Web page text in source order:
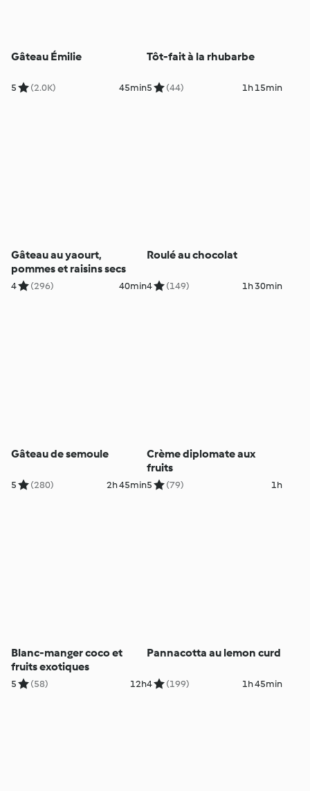
Gâteau Émilie
5 (2.0K) 45min
Tôt-fait à la rhubarbe
5 (44) 1h 15min
Gâteau au yaourt,
pommes et raisins secs
4 (296) 40min
Roulé au chocolat
4 (149) 1h 30min
Gâteau de semoule
5 (280) 2h 45min
Crème diplomate aux
fruits
5 (79) 1h
Blanc-manger coco et
fruits exotiques
5 (58) 12h
Pannacotta au lemon curd
4 (199) 1h 45min